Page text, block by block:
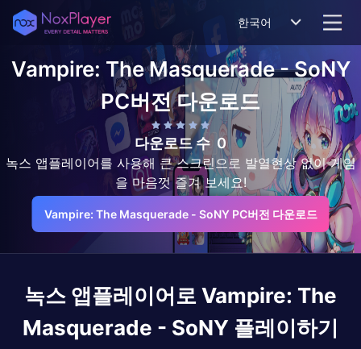
한국어
Vampire: The Masquerade - SoNY
PC버전 다운로드
다운로드 수 0
녹스 앱플레이어를 사용해 큰 스크린으로 발열현상 없이 게임
을 마음껏 즐겨 보세요!
Vampire: The Masquerade - SoNY PC버전 다운로드
녹스 앱플레이어로 Vampire: The
Masquerade - SoNY 플레이하기